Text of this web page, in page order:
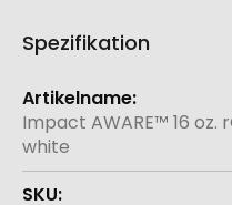
Spezifikation
Weitere
Informationen
Impact AWARE™ 16
white